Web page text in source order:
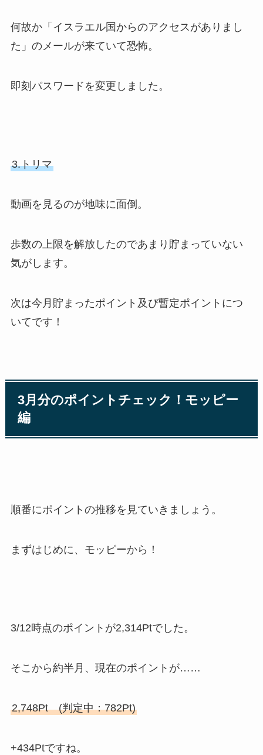
何故か「イスラエル国からのアクセスがありまし
た」のメールが来ていて恐怖。
即刻パスワードを変更しました。
3.トリマ
動画を見るのが地味に面倒。
歩数の上限を解放したのであまり貯まっていない
気がします。
次は今月貯まったポイント及び暫定ポイントにつ
いてです！
3月分のポイントチェック！モッピー
編
順番にポイントの推移を見ていきましょう。
まずはじめに、モッピーから！
3/12時点のポイントが2,314Ptでした。
そこから約半月、現在のポイントが……
2,748Pt (判定中：782Pt)
+434Ptですね。